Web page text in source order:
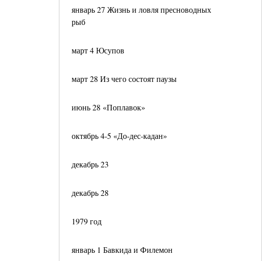
январь 27 Жизнь и ловля пресноводных
рыб
март 4 Юсупов
март 28 Из чего состоят паузы
июнь 28 «Поплавок»
октябрь 4-5 «До-дес-кадан»
декабрь 23
декабрь 28
1979 год
январь 1 Бавкида и Филемон